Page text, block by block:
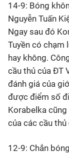
14-9: Bóng
Nguyễn Tuấn
Ngay sau đó
Tuyền có chạm
hay không.
cầu thủ của ĐT
đánh giá của
được điểm số
Korabelka
của các cầu thủ
12-9: Chắn